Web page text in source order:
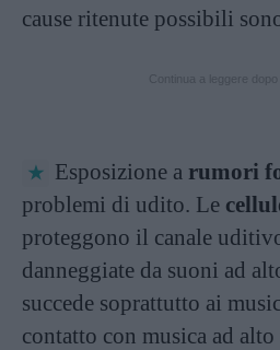
cause ritenute possibili
Esposizione a rumori
problemi di udito. Le
proteggono il canale
danneggiate da suoni ad
succede soprattutto ai
contatto con musica ad